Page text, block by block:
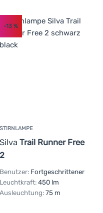
STIRNLAMPE
Silva Trail Runner Free
2
-13%
Benutzer: Fortgeschrittener
Leuchtkraft: 450 lm
Ausleuchtung: 75 m